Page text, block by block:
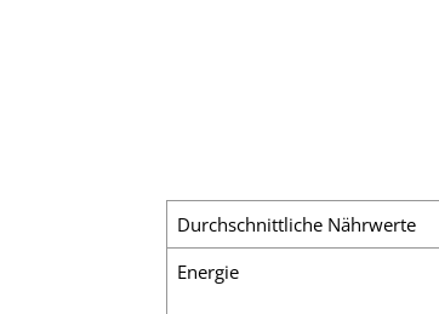
Durchschnittliche Nährwerte
Energie